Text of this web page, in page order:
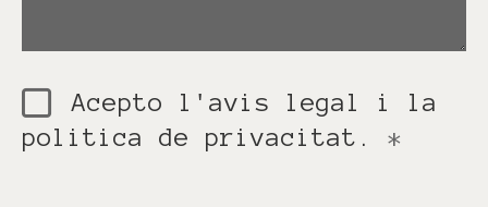
Acepto l'avis legal i la
politica de privacitat.
*